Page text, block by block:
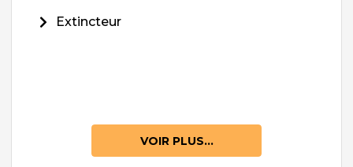
Extincteur
VOIR PLUS...